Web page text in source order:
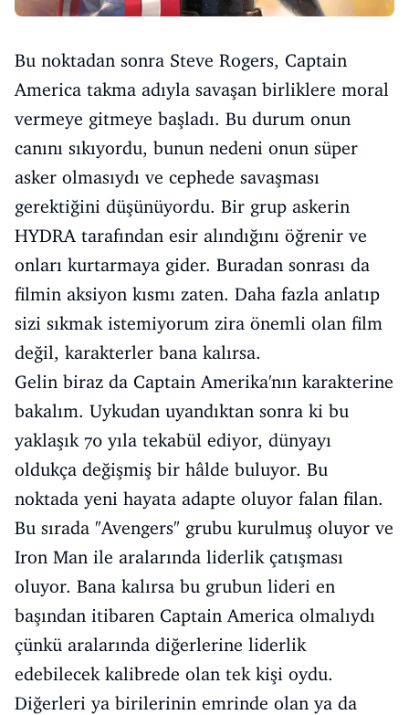
Bu noktadan sonra Steve Rogers, Captain
America takma adıyla savaşan birliklere moral
vermeye gitmeye başladı. Bu durum onun
canını sıkıyordu, bunun nedeni onun süper
asker olmasıydı ve cephede savaşması
gerektiğini düşünüyordu. Bir grup askerin
HYDRA tarafından esir alındığını öğrenir ve
onları kurtarmaya gider. Buradan sonrası da
filmin aksiyon kısmı zaten. Daha fazla anlatıp
sizi sıkmak istemiyorum zira önemli olan film
değil, karakterler bana kalırsa.
Gelin biraz da Captain Amerika'nın karakterine
bakalım. Uykudan uyandıktan sonra ki bu
yaklaşık 70 yıla tekabül ediyor, dünyayı
oldukça değişmiş bir hâlde buluyor. Bu
noktada yeni hayata adapte oluyor falan filan.
Bu sırada "Avengers" grubu kurulmuş oluyor ve
Iron Man ile aralarında liderlik çatışması
oluyor. Bana kalırsa bu grubun lideri en
başından itibaren Captain America olmalıydı
çünkü aralarında diğerlerine liderlik
edebilecek kalibrede olan tek kişi oydu.
Diğerleri ya birilerinin emrinde olan ya da